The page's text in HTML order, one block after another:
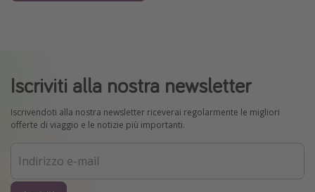
Iscriviti alla nostra newsletter
Iscrivendoti alla nostra newsletter riceverai regolarmente le migliori
offerte di viaggio e le notizie più importanti.